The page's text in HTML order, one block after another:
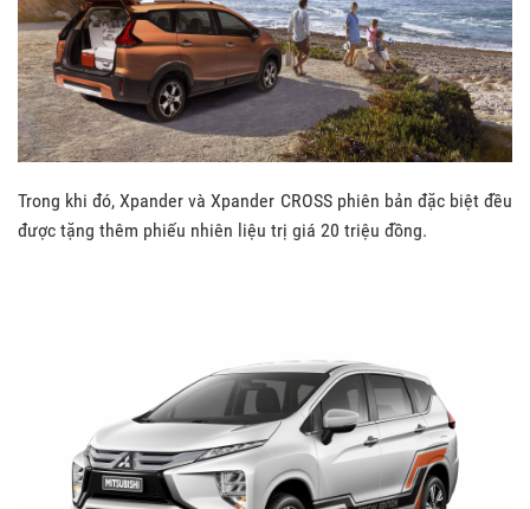
Trong khi đó, Xpander và Xpander CROSS phiên bản đặc biệt đều
được tặng thêm phiếu nhiên liệu trị giá 20 triệu đồng.